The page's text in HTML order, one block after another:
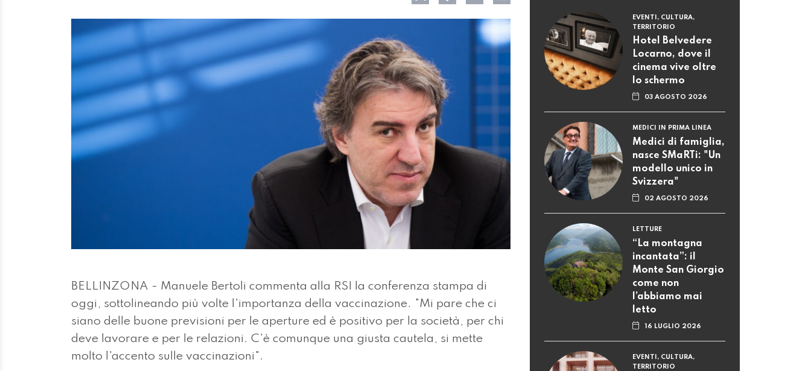
BELLINZONA - Manuele Bertoli commenta alla RSI la conferenza stampa di
oggi, sottolineando più volte l'importanza della vaccinazione. "Mi pare che ci
siano delle buone previsioni per le aperture ed è positivo per la società, per chi
deve lavorare e per le relazioni. C'è comunque una giusta cautela, si mette
molto l'accento sulle vaccinazioni".
EVENTI, CULTURA,
TERRITORIO
Hotel Belvedere
Locarno, dove il
cinema vive oltre
lo schermo
03 AGOSTO 2026
MEDICI IN PRIMA LINEA
Medici di famiglia,
nasce SMaRTi: "Un
modello unico in
Svizzera"
02 AGOSTO 2026
LETTURE
“La montagna
incantata”: il
Monte San Giorgio
come non
l’abbiamo mai
letto
16 LUGLIO 2026
EVENTI, CULTURA,
TERRITORIO